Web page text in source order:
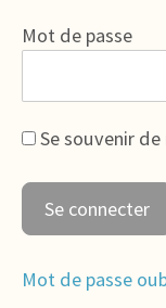
Mot de passe
Se souvenir de
Mot de passe